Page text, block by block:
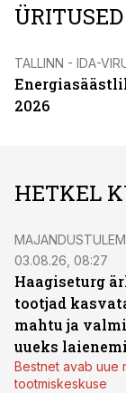
ÜRITUSED
TALLINN - IDA-
2026
HETKEL
03.08.26, 08:27
Haagiseturg
tootjad
mahtu ja
uueks
Bestnet avab uue
tootmiskeskuse